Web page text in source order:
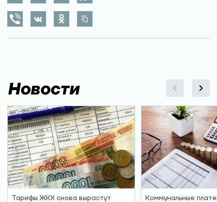
Новости
Тарифы ЖКХ снова вырастут
Коммунальные